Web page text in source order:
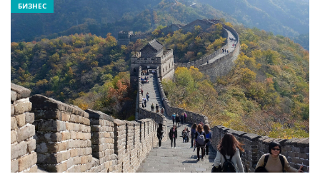
БИЗНЕС